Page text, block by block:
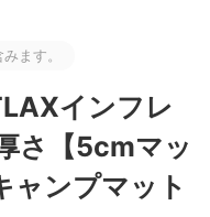
ます。
インフレ
さ【5cmマッ
ャンプマット